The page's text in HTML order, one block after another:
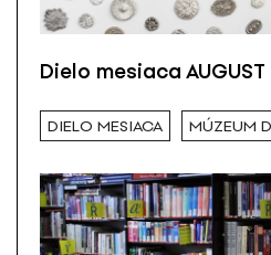
Dielo mesiaca AUGUST
DIELO MESIACA MÚZEUM